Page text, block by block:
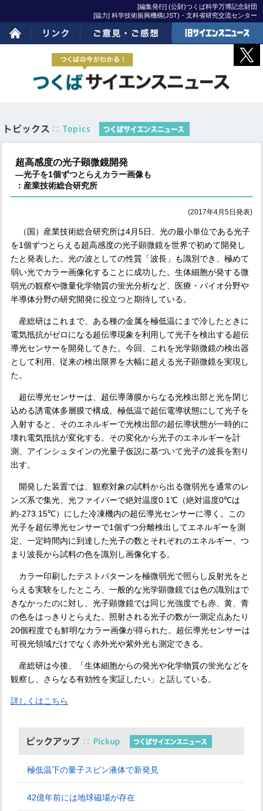
[編集発行] (公財)つくば科学万博記念財団
[協力] 科学技術振興機構(JST)・文科省研究交流センター
ホーム リンク ご意見・ご感想
旧サイエンスニュー
超高感度の光子顕微鏡開発
―光子を1個ずつとらえカラー画像も
：産業技術総合研究所
(2017年4月5日発表)
（国）産業技術総合研究所は4月5日、光の最小単位である光子
を1個ずつとらえる超高感度の光子顕微鏡を世界で初めて開発し
たと発表した。光の波としての性質「波長」も識別でき、極めて
弱い光でカラー画像化することに成功した。生体細胞が発する微
弱光の観察や微量化学物質の蛍光分析など、医療・バイオ分野や
半導体分野の研究開発に役立つと期待している。
産総研はこれまで、ある種の金属を極低温にまで冷したときに
電気抵抗がゼロになる超伝導現象を利用して光子を検出する超伝
導光センサーを開発してきた。今回、これを光学顕微鏡の検出器
として利用、従来の検出限界を大幅に超える光子顕微鏡を実現し
た。
超伝導光センサーは、超伝導薄膜からなる光検出部と光を閉じ
込める誘電体多層膜で構成。極低温で超伝電導状態にして光子を
入射すると、そのエネルギーで光検出部の超伝導状態が一時的に
壊れ電気抵抗が変化する。その変化から光子のエネルギーを計
測、アインシュタインの光量子仮説に基づいて光子の波長を割り
出す。
開発した装置では、観察対象の試料から出る微弱光を通常のレ
ンズ系で集光、光ファイバーで絶対温度0.1℃（絶対温度0℃は
約-273.15℃）にした冷凍機内の超伝導光センサーに導く。この
光子を超伝導光センサーで1個ずつ分離検出してエネルギーを測
定、一定時間内に到達した光子の数とそれぞれのエネルギー、つ
まり波長から試料の色を識別し画像化する。
カラー印刷したテストパターンを極微弱光で照らし反射光をと
らえる実験をしたところ、一般的な光学顕微鏡では色の識別はで
きなかったのに対し、光子顕微鏡では同じ光強度でも赤、黄、青
の色をはっきりとらえた。照射される光子の数が一測定点あたり
20個程度でも鮮明なカラー画像が得られた。超伝導光センサーは
可視光領域だけでなく赤外光や紫外光も測定できる。
産総研は今後、「生体細胞からの発光や化学物質の蛍光などを
観察し、さらなる有効性を実証したい」と話している。
詳しくはこちら
極低温下の量子スピン液体で新発見
42億年前には地球磁場が存在